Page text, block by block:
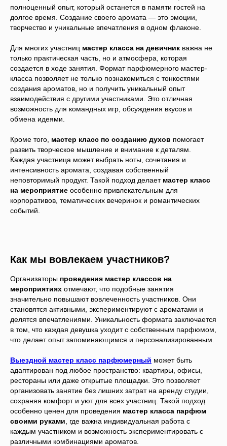
полноценный опыт, который останется в памяти гостей на
долгое время. Создание своего аромата — это эмоции,
творчество и уникальные впечатления в одном флаконе.
Для многих участниц мастер класса на девичник важна не
только практическая часть, но и атмосфера, которая
создается в ходе занятия. Формат парфюмерного мастер-
класса позволяет не только познакомиться с тонкостями
создания ароматов, но и получить уникальный опыт
взаимодействия с другими участниками. Это отличная
возможность для командных игр, обсуждения вкусов и
обмена идеями.
Кроме того, мастер класс по созданию духов помогает
развить творческое мышление и внимание к деталям.
Каждая участница может выбрать ноты, сочетания и
интенсивность аромата, создавая собственный
неповторимый продукт. Такой подход делает мастер класс
на мероприятие особенно привлекательным для
корпоративов, тематических вечеринок и романтических
событий.
Как мы вовлекаем участников?
Организаторы проведения мастер классов на
мероприятиях отмечают, что подобные занятия
значительно повышают вовлеченность участников. Они
становятся активными, экспериментируют с ароматами и
делятся впечатлениями. Уникальность формата заключается
в том, что каждая девушка уходит с собственным парфюмом,
что делает опыт запоминающимся и персонализированным.
Выездной мастер класс парфюмерный может быть
адаптирован под любое пространство: квартиры, офисы,
рестораны или даже открытые площадки. Это позволяет
организовать занятие без лишних затрат на аренду студии,
сохраняя комфорт и уют для всех участниц. Такой подход
особенно ценен для проведения мастер класса парфюм
своими руками , где важна индивидуальная работа с
каждым участником и возможность экспериментировать с
различными комбинациями ароматов.